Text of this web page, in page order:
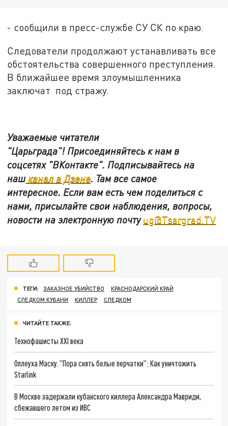
- сообщили в пресс-службе СУ СК по краю.
Следователи продолжают устанавливать все
обстоятельства совершенного преступления.
В ближайшее время злоумышленника
заключат под стражу.
Уважаемые читатели
"Царьграда"! Присоединяйтесь к нам в
соцсетях "ВКонтакте". Подписывайтесь на
нашканал в Дзене. Там все самое
интересное. Если вам есть чем поделиться с
нами, присылайте свои наблюдения, вопросы,
новости на электронную почтуug@Tsargrad.TV
ТЕГИ: ЗАКАЗНОЕ УБИЙСТВО
КРАСНОДАРСКИЙ КРАЙ
СЛЕДКОМ КУБАНИ
КИЛЛЕР СЛЕДКОМ
ЧИТАЙТЕ ТАКЖЕ:
Технофашисты XXI века
Оплеуха Маску. "Пора снять белые перчатки": Как уничтожить
Starlink
В Москве задержали кубанского киллера Александра Мавриди,
сбежавшего летом из ИВС